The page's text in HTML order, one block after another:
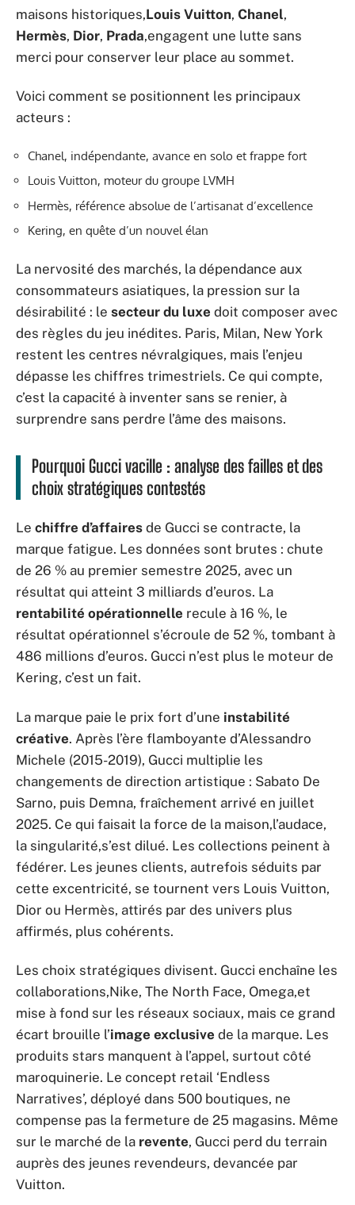
maisons historiques,Louis Vuitton, Chanel,
Hermès, Dior, Prada,engagent une lutte sans
merci pour conserver leur place au sommet.
Voici comment se positionnent les principaux
acteurs :
Chanel, indépendante, avance en solo et frappe fort
Louis Vuitton, moteur du groupe LVMH
Hermès, référence absolue de l’artisanat d’excellence
Kering, en quête d’un nouvel élan
La nervosité des marchés, la dépendance aux
consommateurs asiatiques, la pression sur la
désirabilité : le secteur du luxe doit composer avec
des règles du jeu inédites. Paris, Milan, New York
restent les centres névralgiques, mais l’enjeu
dépasse les chiffres trimestriels. Ce qui compte,
c’est la capacité à inventer sans se renier, à
surprendre sans perdre l’âme des maisons.
Pourquoi Gucci vacille : analyse des failles et des
choix stratégiques contestés
Le chiffre d’affaires de Gucci se contracte, la
marque fatigue. Les données sont brutes : chute
de 26 % au premier semestre 2025, avec un
résultat qui atteint 3 milliards d’euros. La
rentabilité opérationnelle recule à 16 %, le
résultat opérationnel s’écroule de 52 %, tombant à
486 millions d’euros. Gucci n’est plus le moteur de
Kering, c’est un fait.
La marque paie le prix fort d’une instabilité
créative. Après l’ère flamboyante d’Alessandro
Michele (2015-2019), Gucci multiplie les
changements de direction artistique : Sabato De
Sarno, puis Demna, fraîchement arrivé en juillet
2025. Ce qui faisait la force de la maison,l’audace,
la singularité,s’est dilué. Les collections peinent à
fédérer. Les jeunes clients, autrefois séduits par
cette excentricité, se tournent vers Louis Vuitton,
Dior ou Hermès, attirés par des univers plus
affirmés, plus cohérents.
Les choix stratégiques divisent. Gucci enchaîne les
collaborations,Nike, The North Face, Omega,et
mise à fond sur les réseaux sociaux, mais ce grand
écart brouille l’image exclusive de la marque. Les
produits stars manquent à l’appel, surtout côté
maroquinerie. Le concept retail ‘Endless
Narratives’, déployé dans 500 boutiques, ne
compense pas la fermeture de 25 magasins. Même
sur le marché de la revente, Gucci perd du terrain
auprès des jeunes revendeurs, devancée par
Vuitton.